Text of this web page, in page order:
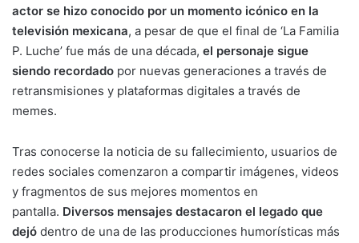
actor se hizo conocido por un momento icónico en la
televisión mexicana, a pesar de que el final de ‘La Familia
P. Luche’ fue más de una década, el personaje sigue
siendo recordado por nuevas generaciones a través de
retransmisiones y plataformas digitales a través de
memes.
Tras conocerse la noticia de su fallecimiento, usuarios de
redes sociales comenzaron a compartir imágenes, videos
y fragmentos de sus mejores momentos en
pantalla. Diversos mensajes destacaron el legado que
dejó dentro de una de las producciones humorísticas más